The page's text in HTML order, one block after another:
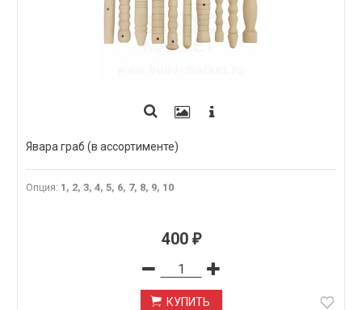
Явара граб (в ассортименте)
Опция: 1, 2, 3, 4, 5, 6, 7, 8, 9, 10
400 ₽
КУПИТЬ